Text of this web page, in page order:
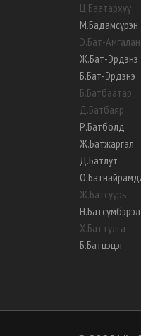
Ц.Баатархүү
М.Бадамсүрэн
Э.Бат-Амгалан
Ж.Бат-Эрдэнэ
Б.Бат-Эрдэнэ
Б.Батбаатар
Д.Батбаяр
Р.Батболд
Ж.Батжаргал
Д.Батлут
О.
Ж.Батсуурь
Н.Батсүмбэрэл
Х.Баттулга
Б.Батцэцэг